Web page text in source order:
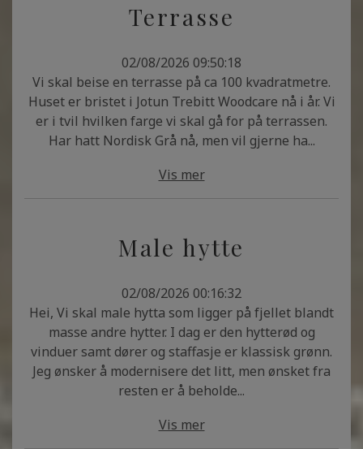
Terrasse
02/08/2026 09:50:18
Vi skal beise en terrasse på ca 100 kvadratmetre.
Huset er bristet i Jotun Trebitt Woodcare nå i år. Vi
er i tvil hvilken farge vi skal gå for på terrassen.
Har hatt Nordisk Grå nå, men vil gjerne ha...
Vis mer
Male hytte
02/08/2026 00:16:32
Hei, Vi skal male hytta som ligger på fjellet blandt
masse andre hytter. I dag er den hytterød og
vinduer samt dører og staffasje er klassisk grønn.
Jeg ønsker å modernisere det litt, men ønsket fra
resten er å beholde...
Vis mer